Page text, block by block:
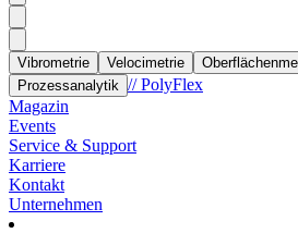
Vibrometrie Velocimetrie
Prozessanalytik // PolyFlex
Magazin
Events
Service & Support
Karriere
Kontakt
Unternehmen